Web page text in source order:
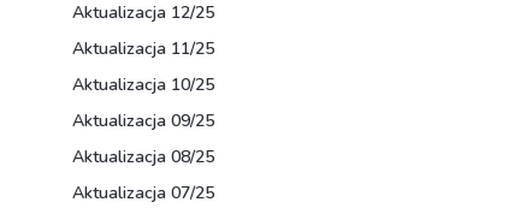
Aktualizacja 12/25
Aktualizacja 11/25
Aktualizacja 10/25
Aktualizacja 09/25
Aktualizacja 08/25
Aktualizacja 07/25